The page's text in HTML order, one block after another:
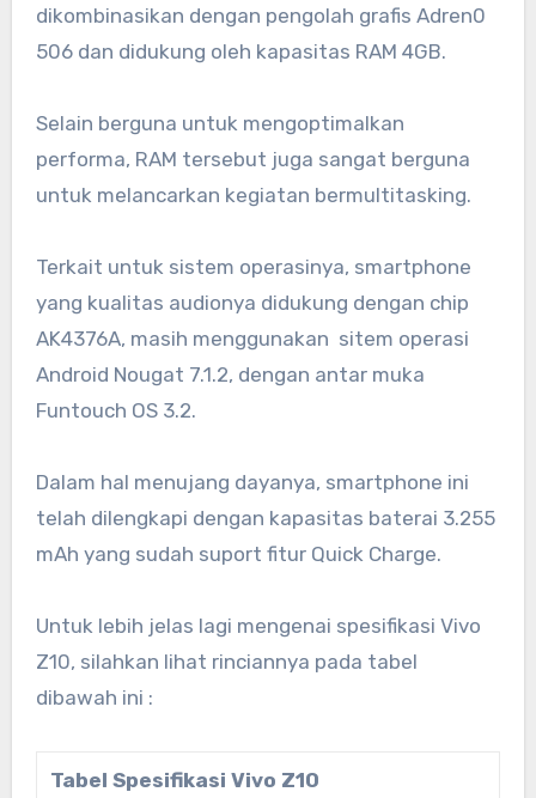
dikombinasikan dengan pengolah grafis Adren0
506 dan didukung oleh kapasitas RAM 4GB.
Selain berguna untuk mengoptimalkan
performa, RAM tersebut juga sangat berguna
untuk melancarkan kegiatan bermultitasking.
Terkait untuk sistem operasinya, smartphone
yang kualitas audionya didukung dengan chip
AK4376A, masih menggunakan sitem operasi
Android Nougat 7.1.2, dengan antar muka
Funtouch OS 3.2.
Dalam hal menujang dayanya, smartphone ini
telah dilengkapi dengan kapasitas baterai 3.255
mAh yang sudah suport fitur Quick Charge.
Untuk lebih jelas lagi mengenai spesifikasi Vivo
Z10, silahkan lihat rinciannya pada tabel
dibawah ini :
Tabel Spesifikasi Vivo Z10